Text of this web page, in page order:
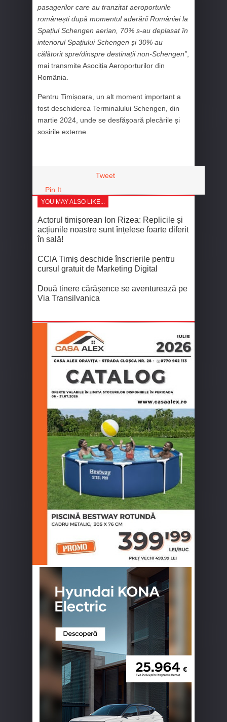
pasagerilor care au tranzitat aeroporturile
românești după momentul aderării României la
Spațiul Schengen aerian, 70% s-au deplasat în
interiorul Spațiului Schengen și 30% au
călătorit spre/dinspre destinații non-Schengen”
mai transmite Asociția Aeroporturilor din
România.
Pentru Timișoara, un alt moment important a
fost deschiderea Terminalului Schengen, din
martie 2024, unde se desfășoară plecările și
sosirile externe.
Tweet
Pin It
YOU MAY ALSO LIKE...
Actorul timișorean Ion Rizea: Replicile și
acțiunile noastre sunt înțelese foarte diferit
în sală!
CCIA Timiș deschide înscrierile pentru
cursul gratuit de Marketing Digital
Două tinere cărășence se aventurează pe
Via Transilvanica